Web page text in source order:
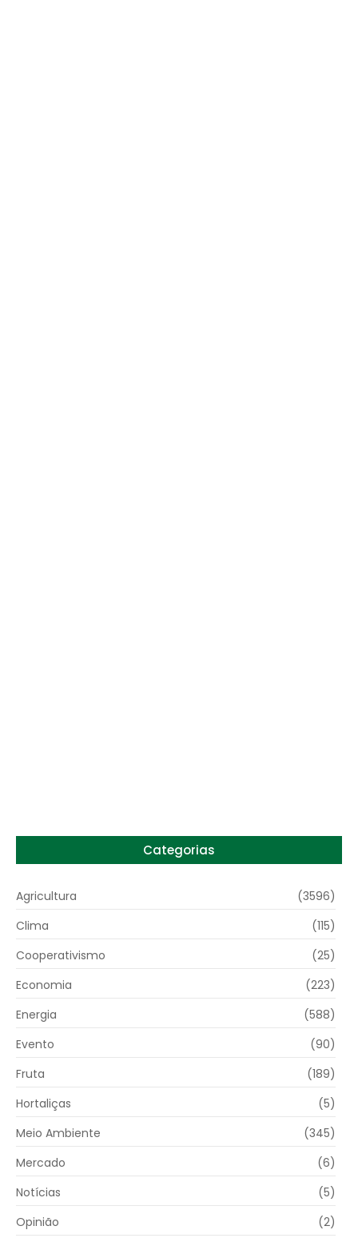
Categorias
Agricultura
(3596)
Clima
(115)
Cooperativismo
(25)
Economia
(223)
Energia
(588)
Evento
(90)
Fruta
(189)
Hortaliças
(5)
Meio Ambiente
(345)
Mercado
(6)
Notícias
(5)
Opinião
(2)